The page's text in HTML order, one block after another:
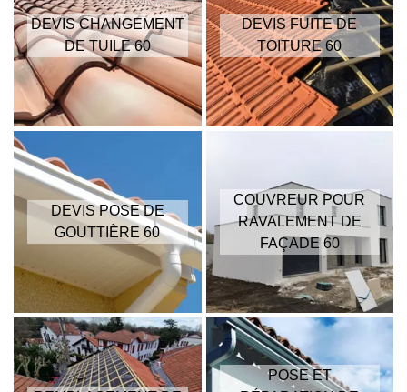
DEVIS CHANGEMENT
DE TUILE 60
DEVIS FUITE DE
TOITURE 60
DEVIS POSE DE
GOUTTIÈRE 60
COUVREUR POUR
RAVALEMENT DE
FAÇADE 60
POSE ET